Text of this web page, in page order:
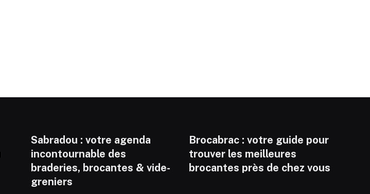
Sabradou : votre agenda
incontournable des
braderies, brocantes & vide-
greniers
Brocabrac : votre guide pour
trouver les meilleures
brocantes près de chez vous